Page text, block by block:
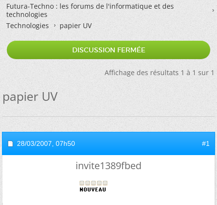
Futura-Techno : les forums de l'informatique et des
technologies
Technologies
papier UV
DISCUSSION FERMÉE
Affichage des résultats 1 à 1 sur 1
papier UV
28/03/2007, 07h50 #1
invite1389fbed